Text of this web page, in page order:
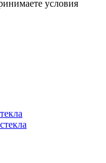
условия